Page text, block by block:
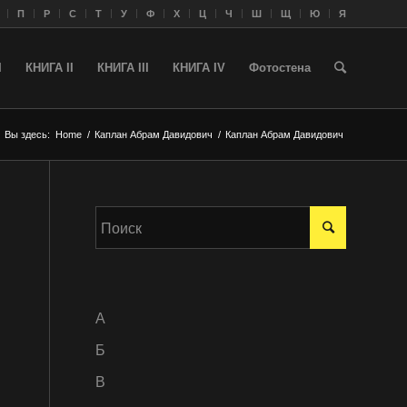
П Р С Т У Ф Х Ц Ч Ш Щ Ю Я
КНИГА II КНИГА III КНИГА IV Фотостена
Вы здесь: Home / Каплан Абрам Давидович / Каплан Абрам Давидович
A
Б
В